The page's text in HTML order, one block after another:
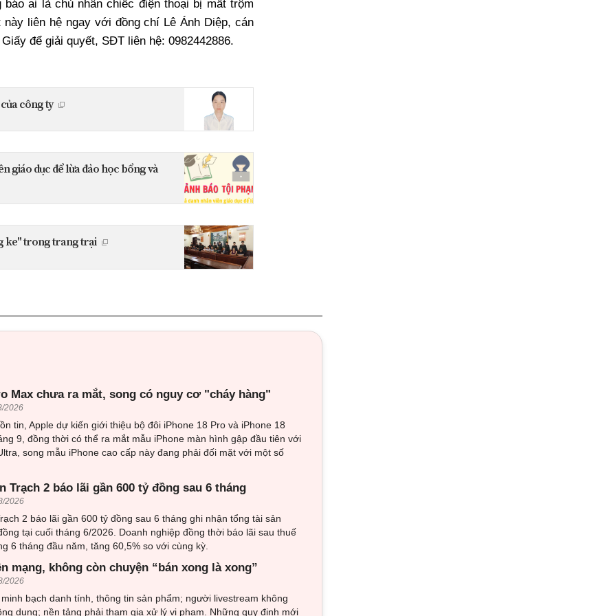
ai là chủ nhân chiếc điện thoại bị mất trộm
liên hệ ngay với đồng chí Lê Ánh Diệp, cán
để giải quyết, SĐT liên hệ: 0982442886.
công ty
giáo dục để lừa đảo học bổng và
ke" trong trang trại
Max chưa ra mắt, song có nguy cơ "cháy hàng"
2026
tin, Apple dự kiến giới thiệu bộ đôi iPhone 18 Pro và iPhone 18
9, đồng thời có thể ra mắt mẫu iPhone màn hình gập đầu tiên với
song mẫu iPhone cao cấp này đang phải đối mặt với một số
Trạch 2 báo lãi gần 600 tỷ đồng sau 6 tháng
2026
2 báo lãi gần 600 tỷ đồng sau 6 tháng ghi nhận tổng tài sản
tại cuối tháng 6/2026. Doanh nghiệp đồng thời báo lãi sau thuế
6 tháng đầu năm, tăng 60,5% so với cùng kỳ.
mạng, không còn chuyện “bán xong là xong”
2026
bạch danh tính, thông tin sản phẩm; người livestream không
dụng; nền tảng phải tham gia xử lý vi phạm. Những quy định mới